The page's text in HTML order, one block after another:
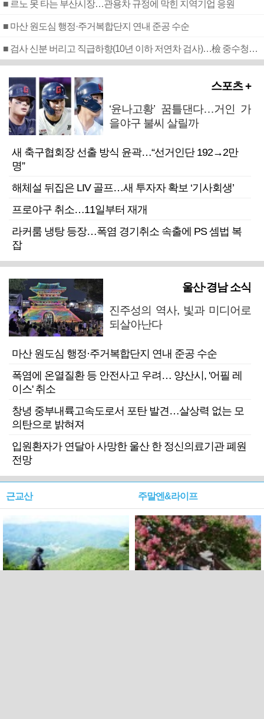
■ 르노 못 타는 부산시장…관용차 규정에 막힌 지역기업 응원
■ 마산 원도심 행정·주거복합단지 연내 준공 수순
■ 검사 신분 버리고 직급하향(10년 이하 저연차 검사)…檢 중수청행 기피
스포츠 +
‘윤나고황’ 꿈틀댄다…거인 가
을야구 불씨 살릴까
새 축구협회장 선출 방식 윤곽…“선거인단 192→2만
명”
해체설 뒤집은 LIV 골프…새 투자자 확보 ‘기사회생’
프로야구 취소…11일부터 재개
라커룸 냉탕 등장…폭염 경기취소 속출에 PS 셈법 복
잡
울산·경남 소식
진주성의 역사, 빛과 미디어로
되살아난다
마산 원도심 행정·주거복합단지 연내 준공 수순
폭염에 온열질환 등 안전사고 우려… 양산시, '어필 레
이스' 취소
창녕 중부내륙고속도로서 포탄 발견…살상력 없는 모
의탄으로 밝혀져
입원환자가 연달아 사망한 울산 한 정신의료기관 폐원
전망
근교산 주말엔&라이프